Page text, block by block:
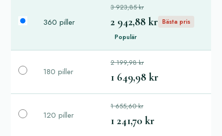
360 piller
3 923,85 kr
2 942,88 kr Bästa pris
Populär
180 piller
2 199,98 kr
1 649,98 kr
120 piller
1 655,60 kr
1 241,70 kr